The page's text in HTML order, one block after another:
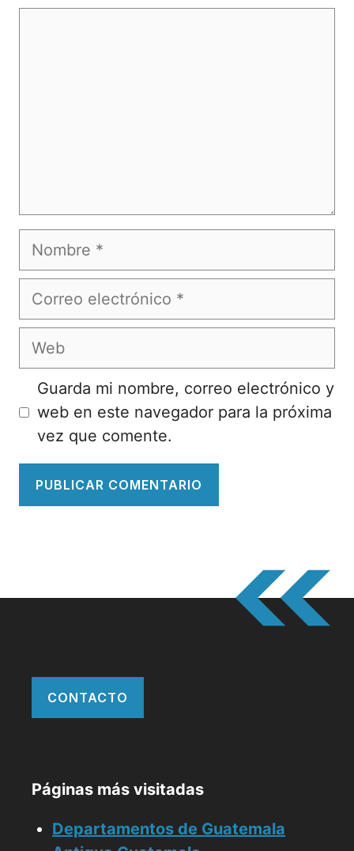
Nombre
Correo
Web
Guarda mi nombre, correo electrónico y
web en este navegador para la próxima
vez que comente.
CONTACTO
Páginas más visitadas
Departamentos de Guatemala